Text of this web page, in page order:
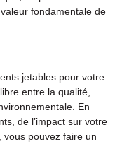
fondamentale de
jetables pour votre
entre la qualité,
En
de l’impact sur votre
vous pouvez faire un